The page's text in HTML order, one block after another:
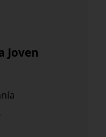
Joven